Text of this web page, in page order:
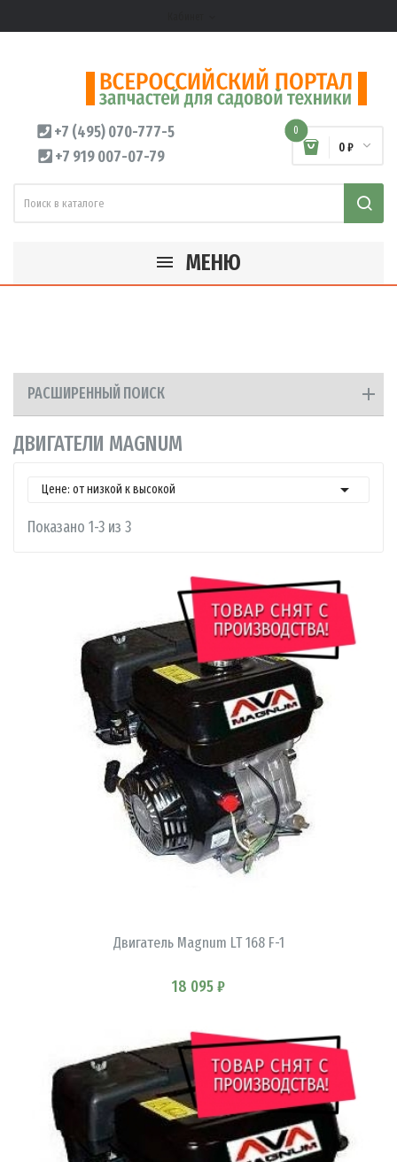
+7 (495) 070-777-5
+7 919 007-07-79
0
0 ₽
МЕНЮ
РАСШИРЕННЫЙ ПОИСК
ДВИГАТЕЛИ MAGNUM
Цене: от низкой к высокой 
Показано 1-3 из 3
Двигатель Magnum LT 168 F-1
18 095 ₽
В КОРЗИНУ